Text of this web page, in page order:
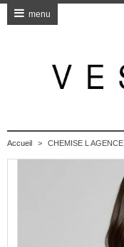
menu
Accueil > CHEMISE L AGENCE